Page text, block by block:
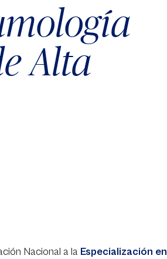
Alta
Nacional a la Especialización en